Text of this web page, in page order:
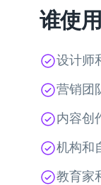
谁使
设计师
营销团
内容创
机构和
教育家